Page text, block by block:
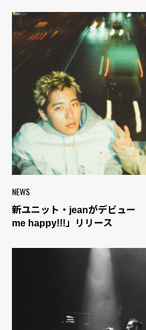
NEWS
新ユニット・jeanがデビュー
me happy!!!」リリース